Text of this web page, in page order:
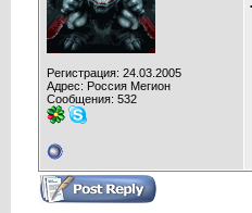
Регистрация: 24.03.2005
Адрес: Россия Мегион
Сообщения: 532